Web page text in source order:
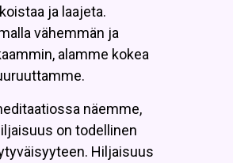
ja laajeta.
vähemmän ja
alamme kokea
näemme,
on todellinen
Hiljaisuus